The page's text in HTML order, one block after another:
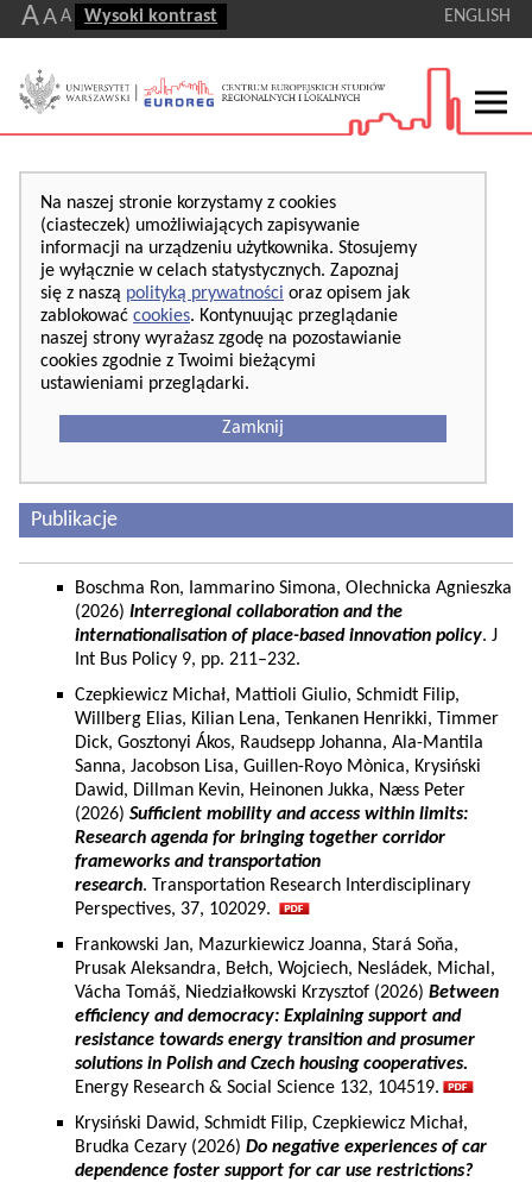
AA A Wysoki kontrast ENGLISH
Na naszej stronie korzystamy z cookies
(ciasteczek) umożliwiających zapisywanie
informacji na urządzeniu użytkownika. Stosujemy
je wyłącznie w celach statystycznych. Zapoznaj
się z naszą polityką prywatności oraz opisem jak
zablokować cookies. Kontynuując przeglądanie
naszej strony wyrażasz zgodę na pozostawianie
cookies zgodnie z Twoimi bieżącymi
ustawieniami przeglądarki.
Zamknij
Publikacje
Boschma Ron, Iammarino Simona, Olechnicka Agnieszka
(2026) Interregional collaboration and the
internationalisation of place-based innovation policy. J
Int Bus Policy 9, pp. 211–232.
Czepkiewicz Michał, Mattioli Giulio, Schmidt Filip,
Willberg Elias, Kilian Lena, Tenkanen Henrikki, Timmer
Dick, Gosztonyi Ákos, Raudsepp Johanna, Ala-Mantila
Sanna, Jacobson Lisa, Guillen-Royo Mònica, Krysiński
Dawid, Dillman Kevin, Heinonen Jukka, Næss Peter
(2026) Sufficient mobility and access within limits:
Research agenda for bringing together corridor
frameworks and transportation
research. Transportation Research Interdisciplinary
Perspectives, 37, 102029.
Frankowski Jan, Mazurkiewicz Joanna, Stará Soňa,
Prusak Aleksandra, Bełch, Wojciech, Nesládek, Michal,
Vácha Tomáš, Niedziałkowski Krzysztof (2026) Between
efficiency and democracy: Explaining support and
resistance towards energy transition and prosumer
solutions in Polish and Czech housing cooperatives.
Energy Research & Social Science 132, 104519.
Krysiński Dawid, Schmidt Filip, Czepkiewicz Michał,
Brudka Cezary (2026) Do negative experiences of car
dependence foster support for car use restrictions?